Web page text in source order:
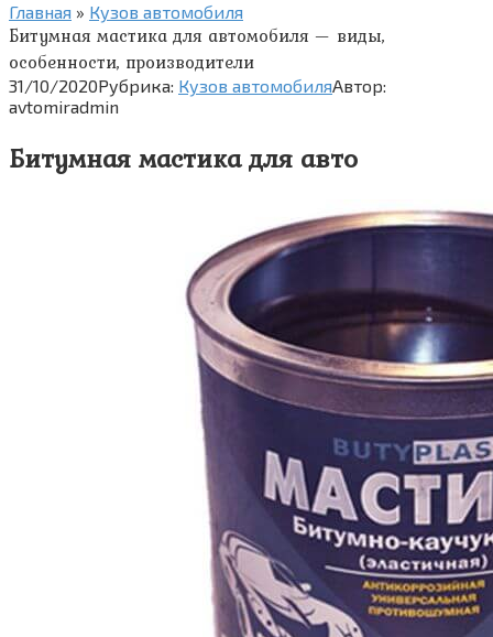
Главная » Кузов автомобиля
Битумная мастика для автомобиля — виды,
особенности, производители
31/10/2020Рубрика: Кузов автомобиляАвтор:
avtomiradmin
Битумная мастика для авто